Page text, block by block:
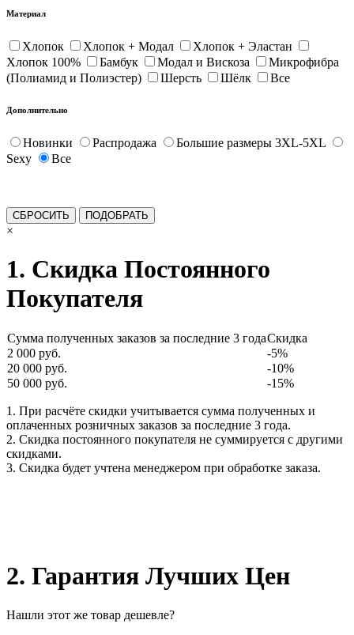
Материал
Хлопок Хлопок + Модал
Хлопок + Эластан
Хлопок 100%
Бамбук Модал и Вискоза
Микрофибра
(Полиамид и Полиэстер)
Шерсть Шёлк Все
Дополнительно
Новинки Распродажа
Большие размеры 3XL-5XL
Sexy
Все
×
1. Скидка Постоянного
Покупателя
Сумма полученных заказов за последние 3 годаСкидка
2 000 руб.
-5%
20 000 руб.
-10%
50 000 руб.
-15%
1. При расчёте скидки учитывается сумма полученных и
оплаченных розничных заказов за последние 3 года.
2. Скидка постоянного покупателя не суммируется с другими
скидками.
3. Скидка будет учтена менеджером при обработке заказа.
2. Гарантия Лучших Цен
Нашли этот же товар дешевле?